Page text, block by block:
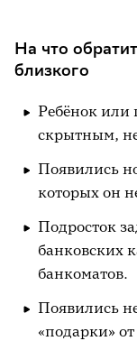
На что
близкого
Ребёнок или
скрытным,
Появились
которых он
Подросток
банковских
банкоматов.
Появились
«подарки»